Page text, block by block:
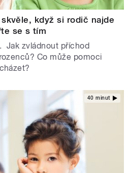
když si rodič najde
se s tím
Jak zvládnout příchod
Co může pomoci
40 minut